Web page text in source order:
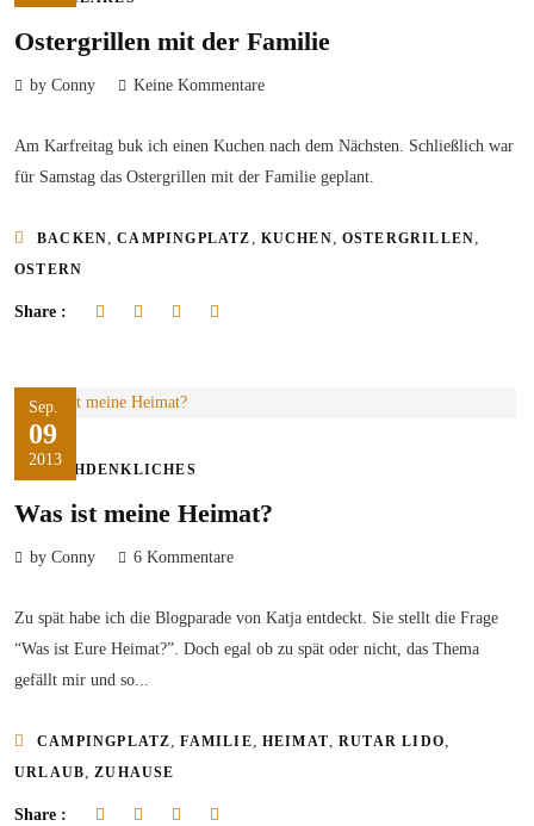
Ostergrillen mit der Familie
by Conny Keine Kommentare
Am Karfreitag buk ich einen Kuchen nach dem Nächsten. Schließlich war
für Samstag das Ostergrillen mit der Familie geplant.
BACKEN ,CAMPINGPLATZ KUCHEN OSTERGRILLEN
OSTERN
Share :
Sep.
09
2013
NACHDENKLICHES
Was ist meine Heimat?
by Conny 6 Kommentare
Zu spät habe ich die Blogparade von Katja entdeckt. Sie stellt die Frage
“Was ist Eure Heimat?”. Doch egal ob zu spät oder nicht, das Thema
gefällt mir und so...
CAMPINGPLATZ,FAMILIE, HEIMAT,RUTAR LIDO,
URLAUB,ZUHAUSE
Share :